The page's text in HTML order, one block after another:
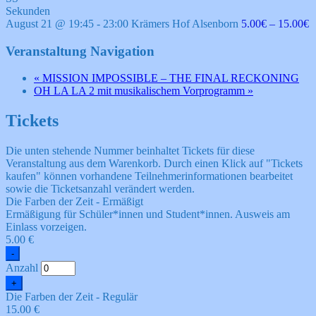
Sekunden
August 21 @ 19:45 - 23:00 Krämers Hof Alsenborn 5.00€ – 15.00€
Veranstaltung Navigation
« MISSION IMPOSSIBLE – THE FINAL RECKONING
OH LA LA 2 mit musikalischem Vorprogramm »
Tickets
Die unten stehende Nummer beinhaltet Tickets für diese
Veranstaltung aus dem Warenkorb. Durch einen Klick auf "Tickets
kaufen" können vorhandene Teilnehmerinformationen bearbeitet
sowie die Ticketsanzahl verändert werden.
Die Farben der Zeit - Ermäßigt
Ermäßigung für Schüler*innen und Student*innen. Ausweis am
Einlass vorzeigen.
5.00 €
Verringern
der
Ticketanzahl
für
Die
Farben
-
Anzahl
Erhöhe
die
Ticketsanzahl
+
Die Farben der Zeit - Regulär
15.00 €